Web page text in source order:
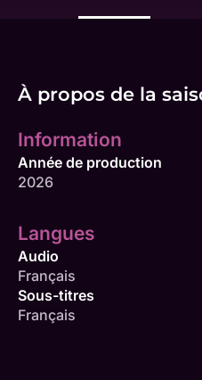
À propos de la
Information
Année de production
2026
Langues
Audio
Français
Sous-titres
Français